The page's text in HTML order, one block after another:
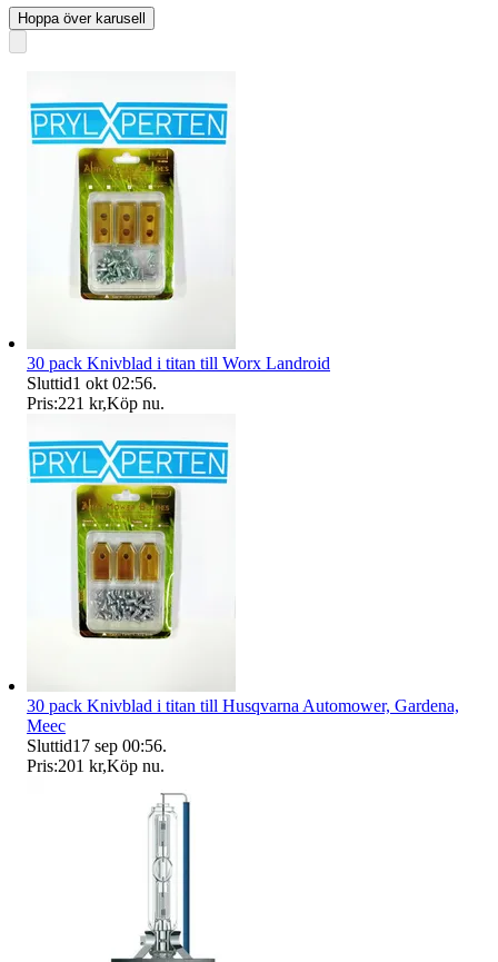
Hoppa över karusell
30 pack Knivblad i titan till Worx Landroid
Sluttid1 okt 02:56.
Pris:221 kr,Köp nu.
30 pack Knivblad i titan till Husqvarna Automower, Gardena,
Meec
Sluttid17 sep 00:56.
Pris:201 kr,Köp nu.